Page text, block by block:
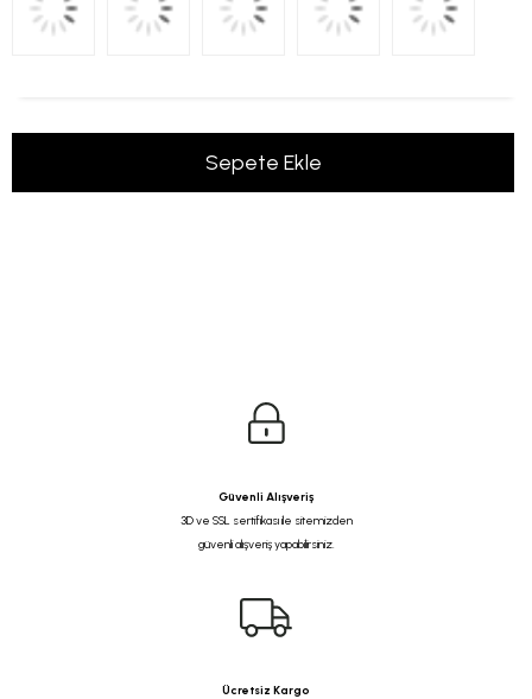
Güvenli Alışveriş
3D ve SSL sertifikası ile sitemizden
güvenli alışveriş yapabilirsiniz.
Ücretsiz Kargo